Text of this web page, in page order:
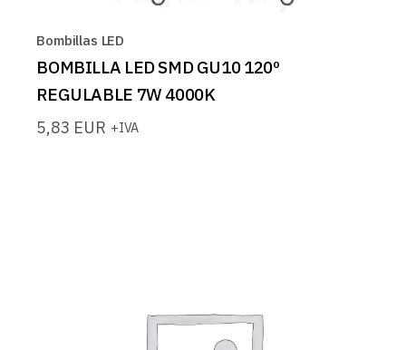
Bombillas LED
BOMBILLA LED SMD GU10 120º
REGULABLE 7W 4000K
5,83 EUR +IVA